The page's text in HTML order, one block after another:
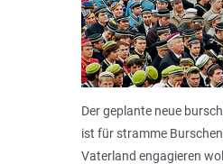
Der geplante neue
ist für stramme
Vaterland engagieren